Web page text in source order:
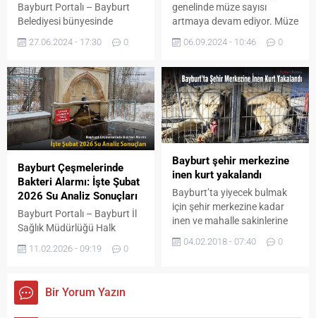
Bayburt Portalı – Bayburt
Belediyesi bünyesinde
hizmet veren Saklı Cennet
Tatil Köyü yenilenen yüzüyle
elden geçirilen tatil köyünde
evlerin su tesisatı tamamen
yenilendi. Laminantları
deforme olan evlerin
laminantlarının yerine
kalebodur döşenirken evlerin
iç ve dış cephelerinin boyası
ve tadilatı yapıldı. Çevre
düzenlemesinin de yapıldığı
27.06.2024 - 17:30 0
genelinde müze sayısı
artmaya devam ediyor. Müze
sayısı, 2023’te bir önceki yıla
göre yüzde 7,1 artarak
bağlı ücretli müze ve ören
yerleri ziyaretlerinden önemli
ölçüde gelir elde edildi.
Bakanlık tarafından satılan
müze kartı sayısı 4 milyon
sayısı 2023...
06.09.2024 - 10:46 0
Bayburt Çeşmelerinde
Bakteri Alarmı: İşte Şubat
2026 Su Analiz Sonuçları
Bayburt Portalı – Bayburt İl
Sağlık Müdürlüğü Halk
tarafından yapılan Şubat
sonuçları açıklandı. Rapora
göre, şehir şebeke suyu
11.02.2026 - 09:19 0
Bayburt şehir merkezine
inen kurt yakalandı
Bayburt’ta yiyecek bulmak
için şehir merkezine kadar
inen ve mahalle sakinlerine
Bayburt Belediyesi Veteriner
04.02.2018 - 07:40 0
Bir Yorum Yazın